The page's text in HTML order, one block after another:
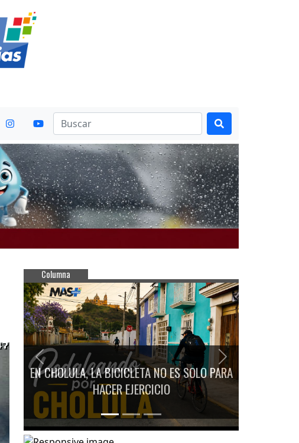
Columna
EN CHOLULA, LA BICICLETA NO ES SOLO PARA
HACER EJERCICIO
Previous Next